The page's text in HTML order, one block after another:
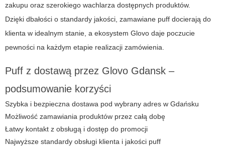
zakupu oraz szerokiego wachlarza dostępnych produktów.
Dzięki dbałości o standardy jakości, zamawiane puff docierają do
klienta w idealnym stanie, a ekosystem Glovo daje poczucie
pewności na każdym etapie realizacji zamówienia.
Puff z dostawą przez Glovo Gdansk –
podsumowanie korzyści
Szybka i bezpieczna dostawa pod wybrany adres w Gdańsku
Możliwość zamawiania produktów przez całą dobę
Łatwy kontakt z obsługą i dostęp do promocji
Najwyższe standardy obsługi klienta i jakości puff